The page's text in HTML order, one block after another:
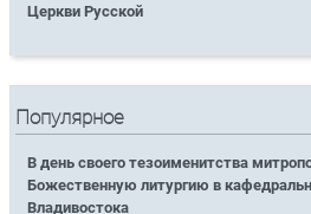
Церкви Русской
Популярное
В день своего тезоименитства
Божественную литургию в
Владивостока